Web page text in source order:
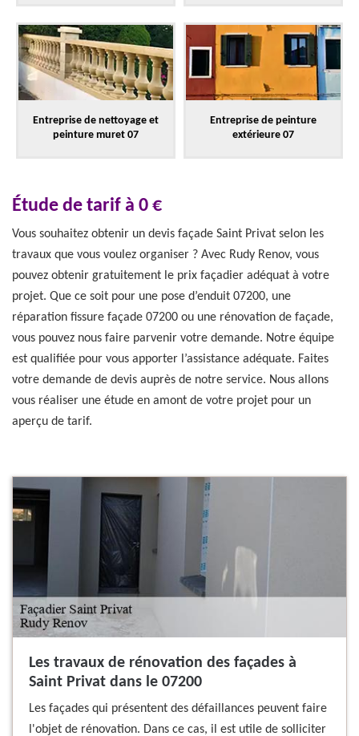
Entreprise de nettoyage et
peinture muret 07
Entreprise de peinture
extérieure 07
Étude de tarif à 0 €
Vous souhaitez obtenir un devis façade Saint Privat selon les
travaux que vous voulez organiser ? Avec Rudy Renov, vous
pouvez obtenir gratuitement le prix façadier adéquat à votre
projet. Que ce soit pour une pose d’enduit 07200, une
réparation fissure façade 07200 ou une rénovation de façade,
vous pouvez nous faire parvenir votre demande. Notre équipe
est qualifiée pour vous apporter l’assistance adéquate. Faites
votre demande de devis auprès de notre service. Nous allons
vous réaliser une étude en amont de votre projet pour un
aperçu de tarif.
Les travaux de rénovation des façades à
Saint Privat dans le 07200
Les façades qui présentent des défaillances peuvent faire
l'objet de rénovation. Dans ce cas, il est utile de solliciter